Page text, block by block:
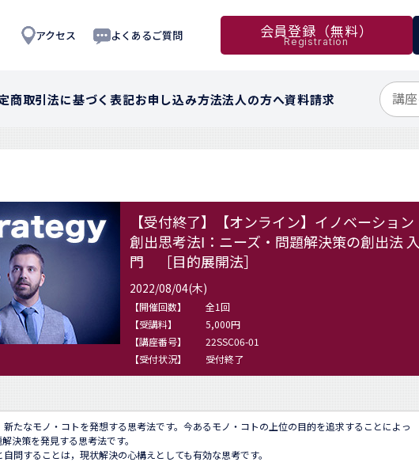
アクセス よくあるご質問 会員登録（無料）
Registration
商取引法に基づく表記お申し込み方法法人の方へ資料請求
【受付終了】【オンライン】イノベーション
創出思考法Ⅰ：ニーズ・問題解決策の創出法 入
門 ［目的展開法］
2022/08/04(木)
【開催回数】
全1回
【受講料】
5,000円
【講座番号】
22SSC06-01
【受付状況】
受付終了
たなモノ・コトを発想する思考法です。今あるモノ・コトの上位の目的を追求することによっ
決策を発見する思考法です。
自問することは，現状解決の心構えとしても有効な思考です。